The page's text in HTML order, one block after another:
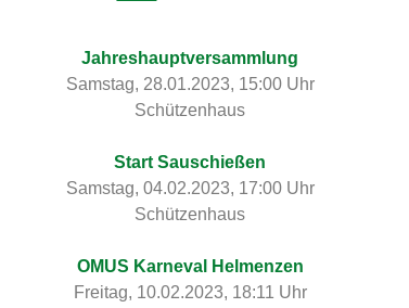
Jahreshauptversammlung
Samstag, 28.01.2023, 15:00 Uhr
Schützenhaus
Start Sauschießen
Samstag, 04.02.2023, 17:00 Uhr
Schützenhaus
OMUS Karneval Helmenzen
Freitag, 10.02.2023, 18:11 Uhr